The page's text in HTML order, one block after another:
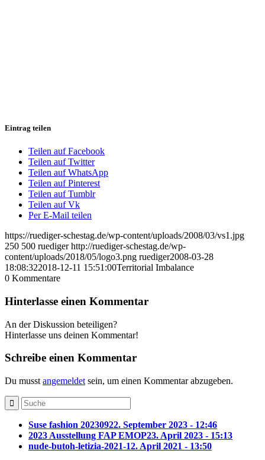
Eintrag teilen
Teilen auf Facebook
Teilen auf Twitter
Teilen auf WhatsApp
Teilen auf Pinterest
Teilen auf Tumblr
Teilen auf Vk
Per E-Mail teilen
https://ruediger-schestag.de/wp-content/uploads/2008/03/vs1.jpg
250 500 ruediger http://ruediger-schestag.de/wp-
content/uploads/2018/05/logo3.png ruediger2008-03-28
18:08:322018-12-11 15:51:00Territorial Imbalance
0 Kommentare
Hinterlasse einen Kommentar
An der Diskussion beteiligen?
Hinterlasse uns deinen Kommentar!
Schreibe einen Kommentar
Du musst angemeldet sein, um einen Kommentar abzugeben.
Suse fashion 20230922. September 2023 - 12:46
2023 Ausstellung FAP EMOP23. April 2023 - 15:13
nude-butoh-letizia-2021-12. April 2021 - 13:50